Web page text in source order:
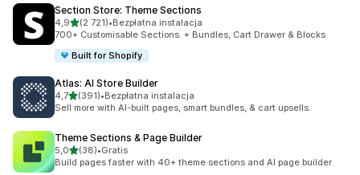
Section Store: Theme Sections
4,9na 5 gwiazdek
(2 721)
Łączna liczba recenzji: 2721
•Bezpłatna instalacja
700+ Customisable Sections. + Bundles, Cart Drawer & Blocks
Built for Shopify
Atlas: AI Store Builder
4,7na 5 gwiazdek
(391)
Łączna liczba recenzji: 391
•Bezpłatna instalacja
Sell more with AI-built pages, smart bundles, & cart upsells.
Theme Sections & Page Builder
5,0na 5 gwiazdek
(38)
Łączna liczba recenzji: 38
•Gratis
Build pages faster with 40+ theme sections and AI page builder